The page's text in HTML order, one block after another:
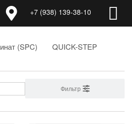
+7 (938) 139-38-10
(SPC) QUICK-STEP
Фильтр